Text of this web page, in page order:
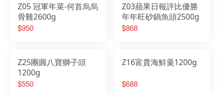
Z05 冠軍年菜-何首烏烏
骨雞2600g
$950
Z03蘋果日報評比優勝
年年旺砂鍋魚頭2500g
$868
Z25團圓八寶獅子頭
1200g
$550
Z16富貴海鮮羹1200g
$688